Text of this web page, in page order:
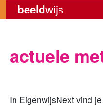
beeldwijs
actuele
In EigenwijsNext vind